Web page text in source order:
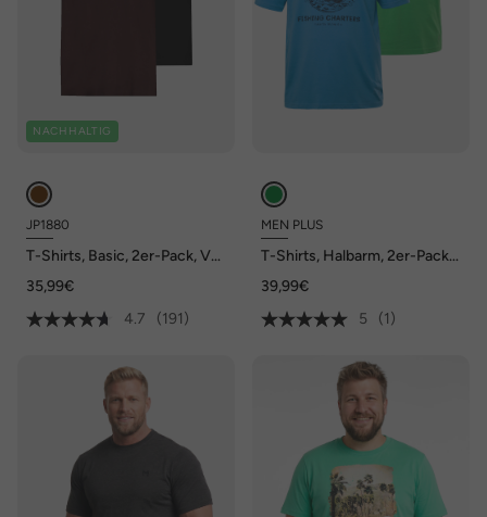
NACHHALTIG
JP1880
T-Shirts, Basic, 2er-Pack, V-
35,99€
4.7
(191)
MEN PLUS
T-Shirts, Halbarm, 2er-Pack,
39,99€
5
(1)